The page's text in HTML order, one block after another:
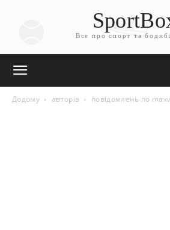
Все про спорт та
Додому авторів повідомлень по